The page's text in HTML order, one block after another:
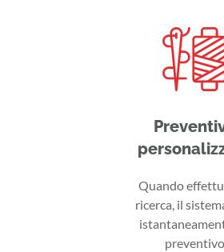
Quando
ricerca, il
preventivo